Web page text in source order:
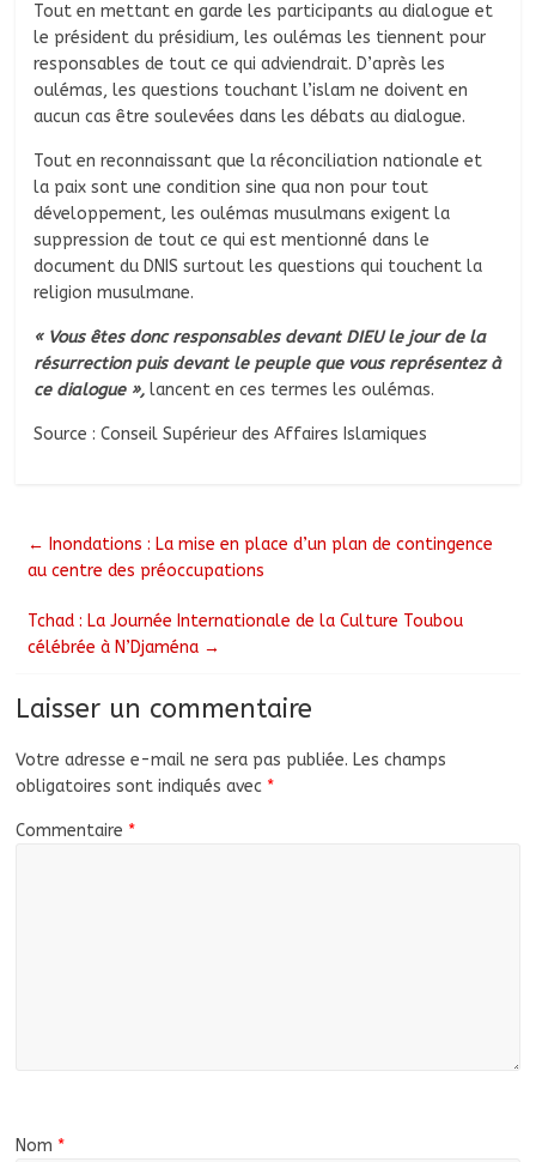
Tout en mettant en garde les participants au dialogue et
le président du présidium, les oulémas les tiennent pour
responsables de tout ce qui adviendrait. D’après les
oulémas, les questions touchant l’islam ne doivent en
aucun cas être soulevées dans les débats au dialogue.
Tout en reconnaissant que la réconciliation nationale et
la paix sont une condition sine qua non pour tout
développement, les oulémas musulmans exigent la
suppression de tout ce qui est mentionné dans le
document du DNIS surtout les questions qui touchent la
religion musulmane.
« Vous êtes donc responsables devant DIEU le jour de la
résurrection puis devant le peuple que vous représentez à
ce dialogue », lancent en ces termes les oulémas.
Source : Conseil Supérieur des Affaires Islamiques
← Inondations : La mise en place d’un plan de contingence
au centre des préoccupations
Tchad : La Journée Internationale de la Culture Toubou
célébrée à N’Djaména →
Laisser un commentaire
Votre adresse e-mail ne sera pas publiée. Les champs
obligatoires sont indiqués avec *
Commentaire *
Nom *